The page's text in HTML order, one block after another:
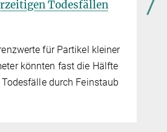
Todesfällen
für Partikel kleiner
könnten fast die Hälfte
durch Feinstaub